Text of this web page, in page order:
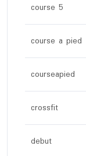
course 5
course a pied
courseapied
crossfit
debut